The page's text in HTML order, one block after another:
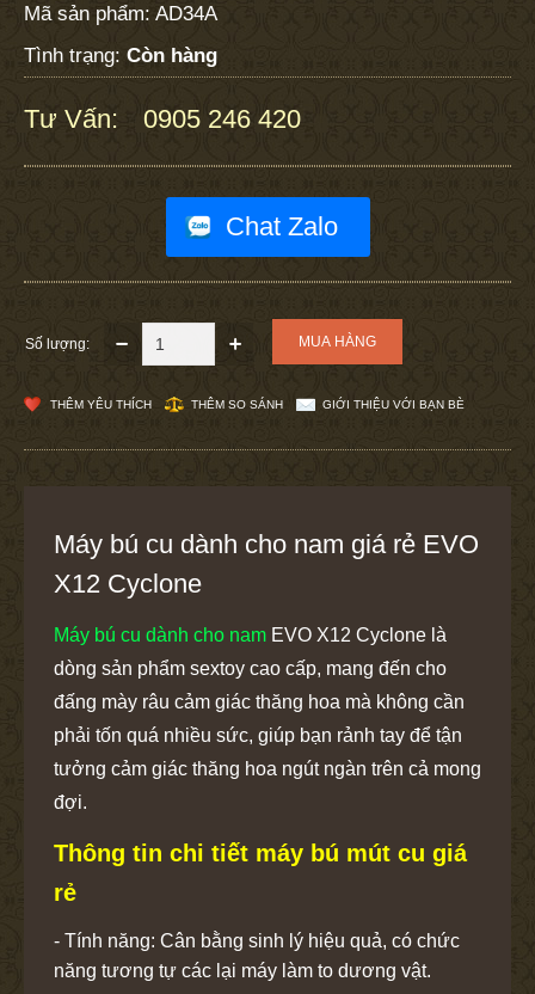
Mã sản phẩm: AD34A
Tình trạng: Còn hàng
Tư Vấn: 0905 246 420
Chat Zalo
Số lượng:
THÊM YÊU THÍCH THÊM SO SÁNH GIỚI THIỆU VỚI BẠN BÈ
Máy bú cu dành cho nam giá rẻ EVO
X12 Cyclone
Máy bú cu dành cho nam EVO X12 Cyclone là
dòng sản phẩm sextoy cao cấp, mang đến cho
đấng mày râu cảm giác thăng hoa mà không cần
phải tốn quá nhiều sức, giúp bạn rảnh tay để tận
tưởng cảm giác thăng hoa ngút ngàn trên cả mong
đợi.
Thông tin chi tiết máy bú mút cu giá
rẻ
- Tính năng: Cân bằng sinh lý hiệu quả, có chức
năng tương tự các lại máy làm to dương vật.